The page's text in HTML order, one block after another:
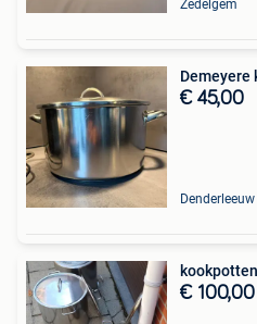
Zedelgem
€ 45,00
Denderleeuw
€ 100,00